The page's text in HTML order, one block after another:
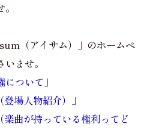
（アイサム）」のホームペ
ませ。
について」
場人物紹介）」
楽曲が持っている権利ってど